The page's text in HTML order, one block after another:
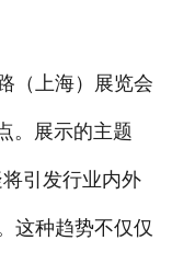
上海）展览会
。展示的主题
引发行业内外
这种趋势不仅仅